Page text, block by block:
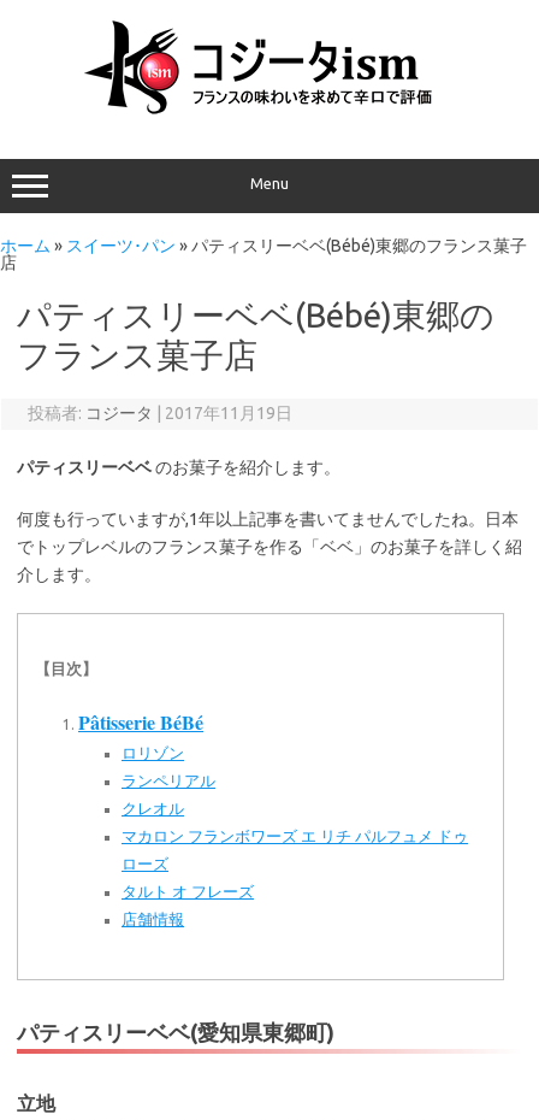
Menu
ホーム » スイーツ･パン »パティスリーベベ(Bébé)東郷のフランス菓子
店
パティスリーベベ(Bébé)東郷の
フランス菓子店
投稿者: コジータ 2017年11月19日
パティスリーベベのお菓子を紹介します。
何度も行っていますが,1年以上記事を書いてませんでしたね。日本
でトップレベルのフランス菓子を作る「ベベ」のお菓子を詳しく紹
介します。
【目次】
Pâtisserie BéBé
ロリゾン
ランペリアル
クレオル
マカロン フランボワーズ エ リチ パルフュメ ドゥ
ローズ
タルト オ フレーズ
店舗情報
パティスリーベベ(愛知県東郷町)
立地